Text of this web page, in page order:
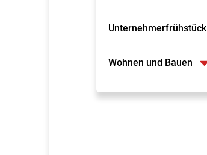
Unternehmerfrühstück
Wohnen und Bauen